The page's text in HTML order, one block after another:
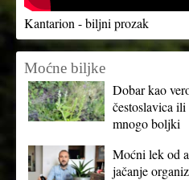
Kantarion - biljni prozak
Moćne biljke
Dobar kao
čestoslavica
mnogo boljki
Moćni lek od
jačanje